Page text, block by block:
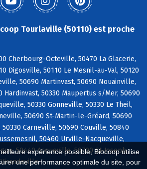
expérience possible, Biocoop utilise
une performance optimale du site, pour
Tourlaville (50110) est proche
Cherbourg-Octeville, 50470 La Glacerie,
Digosville, 50110 Le Mesnil-au-Val, 50120
50690 Martinvast, 50690 Nouainville,
Hardinvast, 50330 Maupertus s/Mer, 50690
50330 Gonneville, 50330 Le Theil,
50690 St-Martin-le-Gréard, 50690
Carneville, 50690 Couville, 50840
50460 Urville-Nacqueville,
50440 Acqueville, 50700 St-Joseph,